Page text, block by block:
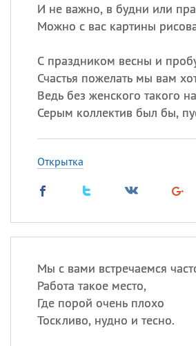
И не важно, в будни или
Можно с вас картины
С праздником весны и
Счастья пожелать мы вам
Ведь без женского такого
Серым коллектив был бы,
Открытка
Мы с вами встречаемся
Работа такое место,
Где порой очень плохо
Тоскливо, нудно и тесно.